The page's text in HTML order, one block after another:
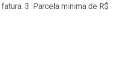
3. Parcela minima de R$